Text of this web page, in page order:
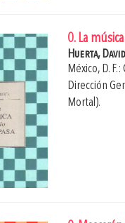
0. La
Huerta,
México, D.
Dirección
Mortal).